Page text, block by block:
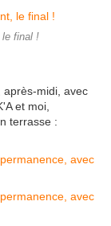
le final !
après-midi, avec
et moi,
terrasse :